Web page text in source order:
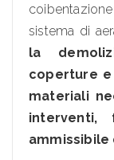
sistema di
la
coperture
materiali
ammissibile